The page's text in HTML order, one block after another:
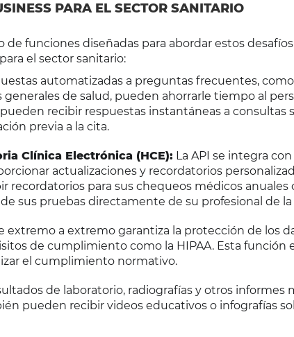
PARA EL SECTOR SANITARIO
funciones diseñadas para abordar estos
el sector sanitario:
automatizadas a preguntas frecuentes,
de salud, pueden ahorrarle tiempo al
recibir respuestas instantáneas a consultas
previa a la cita.
Clínica Electrónica (HCE): La API se integra
actualizaciones y recordatorios
recordatorios para sus chequeos médicos anuales
sus pruebas directamente de su profesional de la
extremo a extremo garantiza la protección de los
de cumplimiento como la HIPAA. Esta función
el cumplimiento normativo.
de laboratorio, radiografías y otros informes
pueden recibir videos educativos o infografías